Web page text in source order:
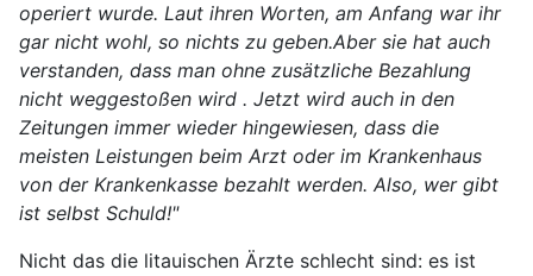
operiert wurde. Laut ihren Worten, am Anfang war ihr
gar nicht wohl, so nichts zu geben.Aber sie hat auch
verstanden, dass man ohne zusätzliche Bezahlung
nicht weggestoßen wird . Jetzt wird auch in den
Zeitungen immer wieder hingewiesen, dass die
meisten Leistungen beim Arzt oder im Krankenhaus
von der Krankenkasse bezahlt werden. Also, wer gibt
ist selbst Schuld!"
Nicht das die litauischen Ärzte schlecht sind: es ist